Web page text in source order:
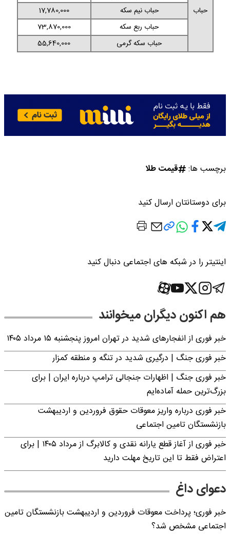
حباب
حباب نیم سکه
17,780,000
حباب ربع سکه
73,870,000
حباب سکه گرمی
55,640,000
برچسب ها: قیمت طلا
برای دوستانتان ارسال کنید
اینتیتر را در شبکه های اجتماعی دنبال کنید
هم اکنون دیگران میخوانند
خبر فوری از انفجارهای شدید در تهران امروز پنجشنبه ۱۵ مرداد ۱۴۰۵
خبر فوری جنگ | درگیری شدید در تنگه و منطقه کمزار
خبر فوری جنگ | اظهارات جنجالی ترامپ درباره ایران | برای
بزرگ‌ترین حمله آماده‌ایم
خبر فوری درباره واریز معوقات حقوق فروردین و اردیبهشت
بازنشستگان تامین اجتماعی
خبر فوری از آغاز قطع یارانه نقدی و کالابرگ از مرداد ۱۴۰۵ | برای
اعتراض فقط تا این تاریخ مهلت دارید
دعوای داغ
خبر فوری؛ پرداخت معوقات فروردین و اردیبهشت بازنشستگان تامین
اجتماعی مشخص شد؟